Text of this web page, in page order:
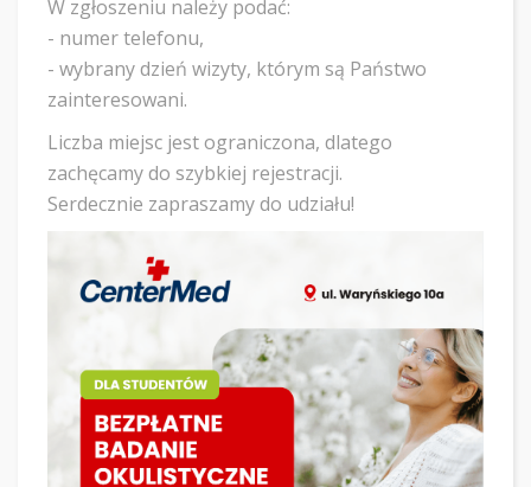
W zgłoszeniu należy podać:
- numer telefonu,
- wybrany dzień wizyty, którym są Państwo
zainteresowani.
Liczba miejsc jest ograniczona, dlatego
zachęcamy do szybkiej rejestracji.
Serdecznie zapraszamy do udziału!